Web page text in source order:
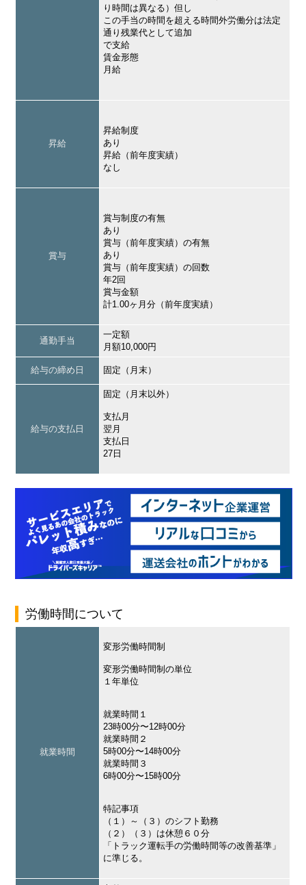
り時間は異なる）但し
この手当の時間を超える時間外労働分は法定
通り残業代として追加
で支給
賃金形態
月給
昇給
昇給制度
あり
昇給（前年度実績）
なし
賞与
賞与制度の有無
あり
賞与（前年度実績）の有無
あり
賞与（前年度実績）の回数
年2回
賞与金額
計1.00ヶ月分（前年度実績）
通勤手当
一定額
月額10,000円
給与の締め日 固定（月末）
給与の支払日
固定（月末以外）
支払月
翌月
支払日
27日
労働時間について
就業時間
変形労働時間制
変形労働時間制の単位
１年単位
就業時間１
23時00分〜12時00分
就業時間２
5時00分〜14時00分
就業時間３
6時00分〜15時00分
特記事項
（１）～（３）のシフト勤務
（２）（３）は休憩６０分
「トラック運転手の労働時間等の改善基準」
に準じる。